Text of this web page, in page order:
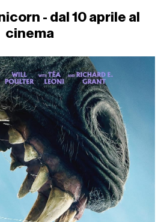
- dal 10 aprile al
cinema